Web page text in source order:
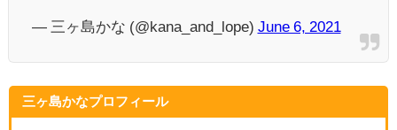
— 三ヶ島かな (@kana_and_lope) June 6, 2021
三ヶ島かなプロフィール